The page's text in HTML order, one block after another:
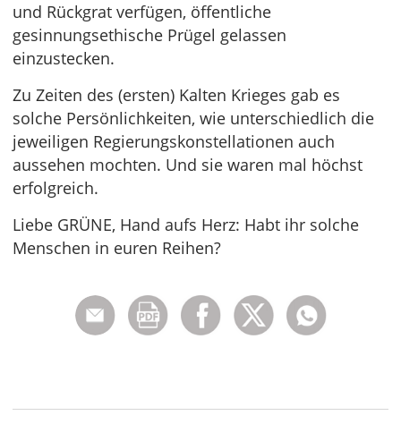
und Rückgrat verfügen, öffentliche
gesinnungsethische Prügel gelassen
einzustecken.
Zu Zeiten des (ersten) Kalten Krieges gab es
solche Persönlichkeiten, wie unterschiedlich die
jeweiligen Regierungskonstellationen auch
aussehen mochten. Und sie waren mal höchst
erfolgreich.
Liebe GRÜNE, Hand aufs Herz: Habt ihr solche
Menschen in euren Reihen?